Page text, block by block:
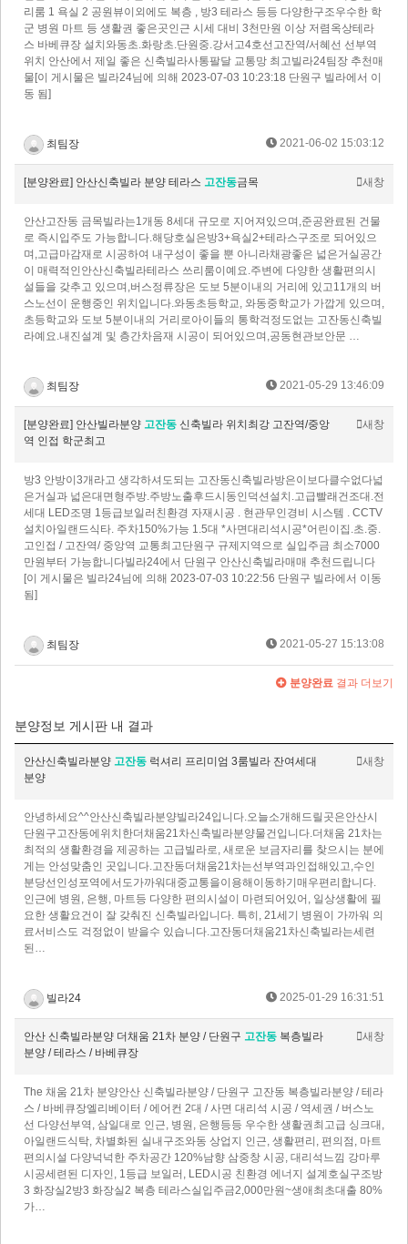
리룸 1 욕실 2 공원뷰이외에도 복층 , 방3 테라스 등등 다양한구조우수한 학
군 병원 마트 등 생활권 좋은곳인근 시세 대비 3천만원 이상 저렴옥상테라
스 바베큐장 설치와동초.화랑초.단원중.강서고4호선고잔역/서혜선 선부역
위치 안산에서 제일 좋은 신축빌라사통팔달 교통망 최고빌라24팀장 추천매
물[이 게시물은 빌라24님에 의해 2023-07-03 10:23:18 단원구 빌라에서 이
동 됨]
최팀장 2021-06-02 15:03:12
[분양완료] 안산신축빌라 분양 테라스 고잔동금목 새창
안산고잔동 금목빌라는1개동 8세대 규모로 지어져있으며,준공완료된 건물
로 즉시입주도 가능합니다.해당호실은방3+욕실2+테라스구조로 되어있으
며,고급마감재로 시공하여 내구성이 좋을 뿐 아니라채광좋은 넓은거실공간
이 매력적인안산신축빌라테라스 쓰리룸이예요.주변에 다양한 생활편의시
설들을 갖추고 있으며,버스정류장은 도보 5분이내의 거리에 있고11개의 버
스노선이 운행중인 위치입니다.와동초등학교, 와동중학교가 가깝게 있으며,
초등학교와 도보 5분이내의 거리로아이들의 통학걱정도없는 고잔동신축빌
라예요.내진설계 및 층간차음재 시공이 되어있으며,공동현관보안문 …
최팀장 2021-05-29 13:46:09
[분양완료] 안산빌라분양 고잔동 신축빌라 위치최강 고잔역/중앙
역 인접 학군최고
새창
방3 안방이3개라고 생각하셔도되는 고잔동신축빌라방은이보다클수없다넓
은거실과 넓은대면형주방.주방노출후드시동인덕션설치.고급빨래건조대.전
세대 LED조명 1등급보일러친환경 자재시공 . 현관무인경비 시스템 . CCTV
설치아일랜드식타. 주차150%가능 1.5대 *사면대리석시공*어린이집.초.중.
고인접 / 고잔역/ 중앙역 교통최고단원구 규제지역으로 실입주금 최소7000
만원부터 가능합니다빌라24에서 단원구 안산신축빌라매매 추천드립니다
[이 게시물은 빌라24님에 의해 2023-07-03 10:22:56 단원구 빌라에서 이동
됨]
최팀장 2021-05-27 15:13:08
분양완료 결과 더보기
분양정보 게시판 내 결과
안산신축빌라분양 고잔동 럭셔리 프리미엄 3룸빌라 잔여세대
분양
새창
안녕하세요^^안산신축빌라분양빌라24입니다.오늘소개해드릴곳은안산시
단원구고잔동에위치한더채움21차신축빌라분양물건입니다.더채움 21차는
최적의 생활환경을 제공하는 고급빌라로, 새로운 보금자리를 찾으시는 분에
게는 안성맞춤인 곳입니다.고잔동더채움21차는선부역과인접해있고,수인
분당선인성포역에서도가까워대중교통을이용해이동하기매우편리합니다.
인근에 병원, 은행, 마트등 다양한 편의시설이 마련되어있어, 일상생활에 필
요한 생활요건이 잘 갖춰진 신축빌라입니다. 특히, 21세기 병원이 가까워 의
료서비스도 걱정없이 받을수 있습니다.고잔동더채움21차신축빌라는세련
된…
빌라24 2025-01-29 16:31:51
안산 신축빌라분양 더채움 21차 분양 / 단원구 고잔동 복층빌라
분양 / 테라스 / 바베큐장
새창
The 채움 21차 분양안산 신축빌라분양 / 단원구 고잔동 복층빌라분양 / 테라
스 / 바베큐장엘리베이터 / 에어컨 2대 / 사면 대리석 시공 / 역세권 / 버스노
선 다양선부역, 삼일대로 인근, 병원, 은행등등 우수한 생활권최고급 싱크대,
아일랜드식탁, 차별화된 실내구조와동 상업지 인근, 생활편리, 편의점, 마트
편의시설 다양넉넉한 주차공간 120%남향 삼중창 시공, 대리석느낌 강마루
시공세련된 디자인, 1등급 보일러, LED시공 친환경 에너지 설계호실구조방
3 화장실2방3 화장실2 복층 테라스실입주금2,000만원~생애최초대출 80%
가…